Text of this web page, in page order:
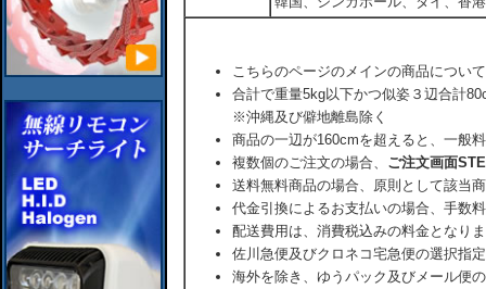
こちらのページのメインの商品につい
合計で重量5kg以下かつ似姿３辺合計
※沖縄及び僻地離島除く
商品の一辺が160cmを超えると、一般
複数個のご注文の場合、 ご注文画面
送料無料商品の場合、原則として該当
代金引換によるお支払いの場合、手数
配送費用は、消費税込みの料金となり
佐川急便及びクロネコ宅急便の選択指
海外を除き、ゆうパック及びメール便